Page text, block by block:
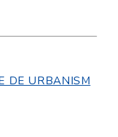
DE URBANISM